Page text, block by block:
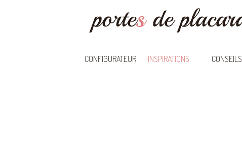
CONFIGURATEUR INSPIRATIONS CONSEILS